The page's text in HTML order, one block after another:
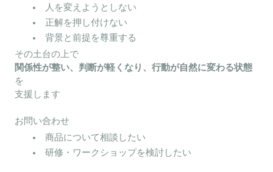
人を変えようとしない
正解を押し付けない
背景と前提を尊重する
その土台の上で
関係性が整い、判断が軽くなり、行動が自然に変わる状態
を
支援します
お問い合わせ
商品について相談したい
研修・ワークショップを検討したい